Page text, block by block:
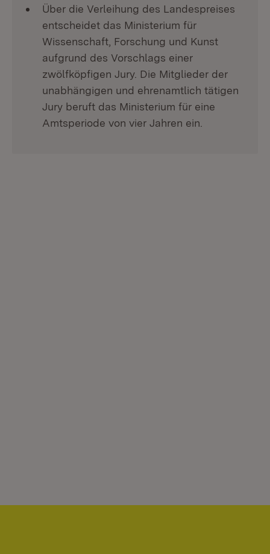
Über die Verleihung des Landespreises
entscheidet das Ministerium für
Wissenschaft, Forschung und Kunst
aufgrund des Vorschlags einer
zwölfköpfigen Jury. Die Mitglieder der
unabhängigen und ehrenamtlich tätigen
Jury beruft das Ministerium für eine
Amtsperiode von vier Jahren ein.